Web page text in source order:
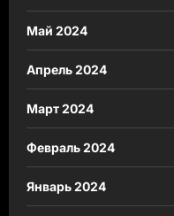
Май 2024
Апрель 2024
Март 2024
Февраль 2024
Январь 2024